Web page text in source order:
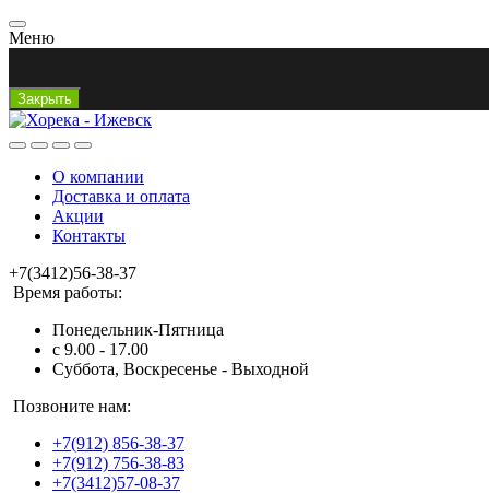
Меню
Закрыть
О компании
Доставка и оплата
Акции
Контакты
+7(3412)56-38-37
Время работы:
Понедельник-Пятница
с 9.00 - 17.00
Суббота, Воскресенье - Выходной
Позвоните нам:
+7(912) 856-38-37
+7(912) 756-38-83
+7(3412)57-08-37